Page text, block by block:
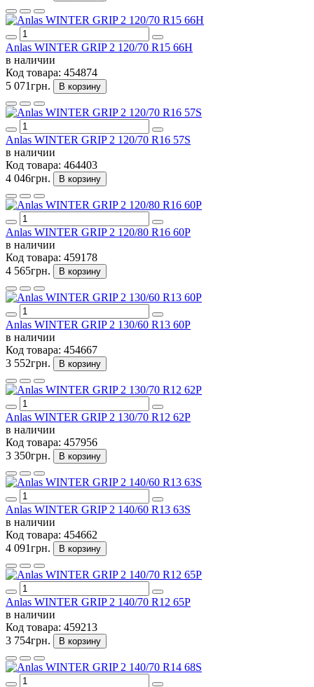
Anlas WINTER GRIP 2 120/70 R15 66H
в наличии
Код товара: 454874
5 071грн.
В корзину
Anlas WINTER GRIP 2 120/70 R16 57S
в наличии
Код товара: 464403
4 046грн.
В корзину
Anlas WINTER GRIP 2 120/80 R16 60P
в наличии
Код товара: 459178
4 565грн.
В корзину
Anlas WINTER GRIP 2 130/60 R13 60P
в наличии
Код товара: 454667
3 552грн.
В корзину
Anlas WINTER GRIP 2 130/70 R12 62P
в наличии
Код товара: 457956
3 350грн.
В корзину
Anlas WINTER GRIP 2 140/60 R13 63S
в наличии
Код товара: 454662
4 091грн.
В корзину
Anlas WINTER GRIP 2 140/70 R12 65P
в наличии
Код товара: 459213
3 754грн.
В корзину